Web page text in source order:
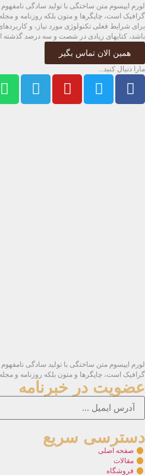
لورم ایپسوم متن ساختگی با تولید سادگی
گرافیک است، چاپگرها و متون بلکه روزنامه و
برای شرایط فعلی تکنولوژی مورد نیاز، و
باشد، کتابهای زیادی در شصت و سه درصد گذشته
همین الان تماس بگیر
مارا دنبال کنید...
لورم ایپسوم متن ساختگی با تولید سادگی
گرافیک است، چاپگرها و متون بلکه روزنامه و
عضویت در خبرنامه
دسترسی سریع
صفحه اصلی
مقالات
فروشگاه